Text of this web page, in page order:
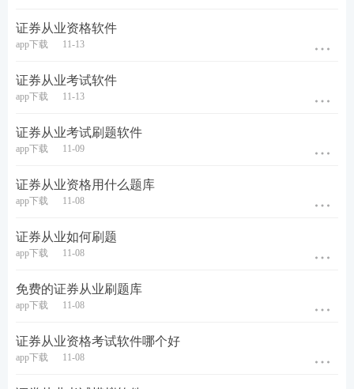
证券从业资格软件
app下载 11-13
证券从业考试软件
app下载 11-13
证券从业考试刷题软件
app下载 11-09
证券从业资格用什么题库
app下载 11-08
证券从业如何刷题
app下载 11-08
免费的证券从业刷题库
app下载 11-08
证券从业资格考试软件哪个好
app下载 11-08